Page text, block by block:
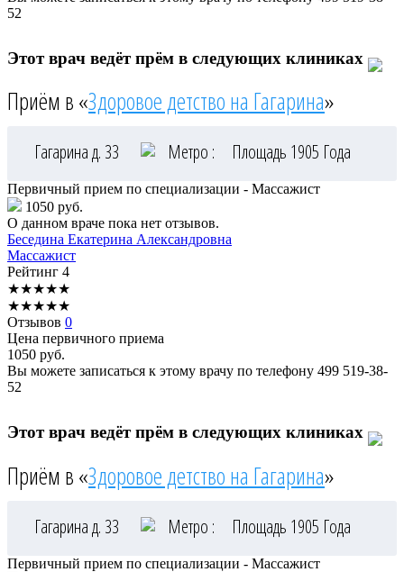
52
Этот врач ведёт прём в следующих клиниках
Приём в «Здоровое детство на Гагарина»
Гагарина д. 33 Метро : Площадь 1905 Года
Первичный прием по специализации - Массажист
1050 руб.
О данном враче пока нет отзывов.
Беседина Екатерина Александровна
Массажист
Рейтинг 4
★★★★★
★★★★★
Отзывов 0
Цена первичного приема
1050 руб.
Вы можете записаться к этому врачу по телефону 499 519-38-
52
Этот врач ведёт прём в следующих клиниках
Приём в «Здоровое детство на Гагарина»
Гагарина д. 33 Метро : Площадь 1905 Года
Первичный прием по специализации - Массажист